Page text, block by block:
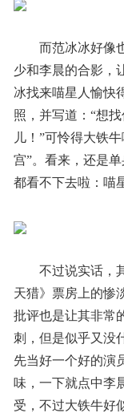
而范冰冰好像
少和李晨的合影，
冰找来喵星人愉快
照，并写道：“想
儿！”可怜得大铁
宫”。看来，还是
都看不下去啦：喵
不过说实话，
天猎》票房上的惨
批评也是让其非常
刺，但是似乎又没
先当好一个好的演
味，一下就点中李
受，不过大铁牛好